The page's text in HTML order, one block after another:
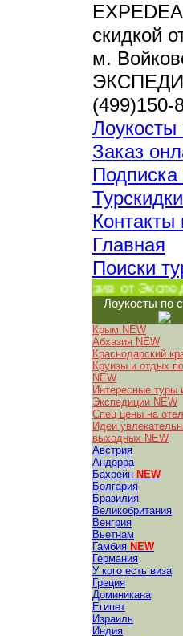
скидкой
м.
(499)150-
Лоукосты
Заказ
Контакты
Главная
Поиски
Эксклюзив от
Лоукосты по
Крым NEW
Абхазия NEW
Краснодарский
Круизы и отдых
NEW
Интересные туры
Экспедиции NEW
Спец цены на
Идеи
выходных NEW
Австрия
Андорра
Бахрейн NEW
Болгария
Бразилия
Великобритания
Венгрия
Вьетнам
Гамбия NEW
Германия
У кого есть виза
Греция
Доминикана
Египет
Израиль
Индия